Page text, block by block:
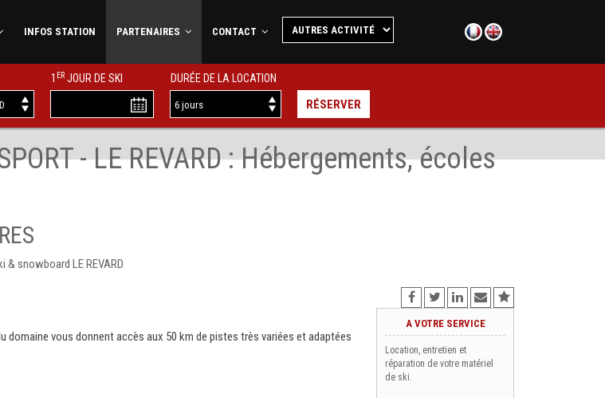
INFOS STATION PARTENAIRES CONTACT
1 ER JOUR DE SKI DURÉE DE LA LOCATION
- LE REVARD : Hébergements, écoles
snowboard LE REVARD
domaine vous donnent accès aux 50 km de pistes très variées et adaptées
A VOTRE SERVICE
Location, entretien et
réparation de votre matériel
de ski.